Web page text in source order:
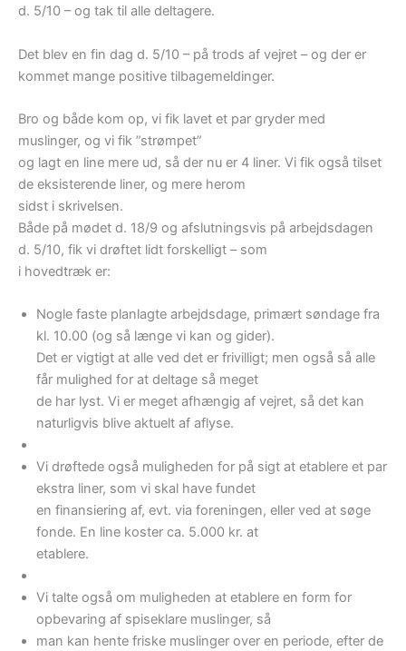
d. 5/10 – og tak til alle deltagere.
Det blev en fin dag d. 5/10 – på trods af vejret – og der er
kommet mange positive tilbagemeldinger.
Bro og både kom op, vi fik lavet et par gryder med
muslinger, og vi fik ”strømpet”
og lagt en line mere ud, så der nu er 4 liner. Vi fik også tilset
de eksisterende liner, og mere herom
sidst i skrivelsen.
Både på mødet d. 18/9 og afslutningsvis på arbejdsdagen
d. 5/10, fik vi drøftet lidt forskelligt – som
i hovedtræk er:
Nogle faste planlagte arbejdsdage, primært søndage fra
kl. 10.00 (og så længe vi kan og gider).
Det er vigtigt at alle ved det er frivilligt; men også så alle
får mulighed for at deltage så meget
de har lyst. Vi er meget afhængig af vejret, så det kan
naturligvis blive aktuelt af aflyse.
Vi drøftede også muligheden for på sigt at etablere et par
ekstra liner, som vi skal have fundet
en finansiering af, evt. via foreningen, eller ved at søge
fonde. En line koster ca. 5.000 kr. at
etablere.
Vi talte også om muligheden at etablere en form for
opbevaring af spiseklare muslinger, så
man kan hente friske muslinger over en periode, efter de